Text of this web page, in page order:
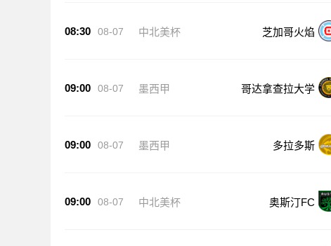
08:30 08-07 中北美杯 芝加哥火焰
09:00 08-07 墨西甲 哥达拿查拉大学
09:00 08-07 墨西甲 多拉多斯
09:00 08-07 中北美杯 奥斯汀FC